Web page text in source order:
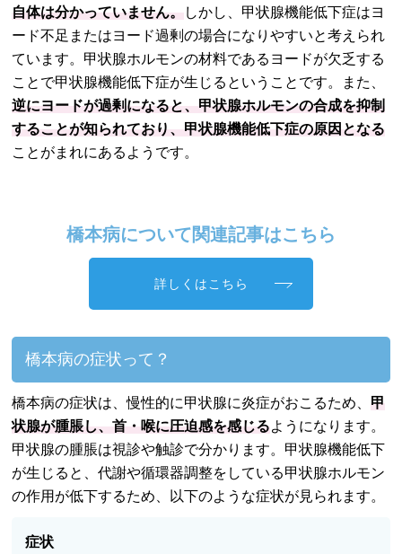
自体は分かっていません。
しかし、甲状腺機能低下症はヨ
ード不足またはヨード過剰の場合になりやすいと考えられ
ています。甲状腺ホルモンの材料であるヨードが欠乏する
ことで甲状腺機能低下症が生じるということです。また、
逆にヨードが過剰になると、甲状腺ホルモンの合成を抑制
することが知られており、甲状腺機能低下症の原因となる
ことがまれにあるようです。
橋本病について関連記事はこちら
詳しくはこちら
橋本病の症状って？
橋本病の症状は、慢性的に甲状腺に炎症がおこるため、 甲
状腺が腫脹し、首・喉に圧迫感を感じるようになります。
甲状腺の腫脹は視診や触診で分かります。甲状腺機能低下
が生じると、代謝や循環器調整をしている甲状腺ホルモン
の作用が低下するため、以下のような症状が見られます。
症状